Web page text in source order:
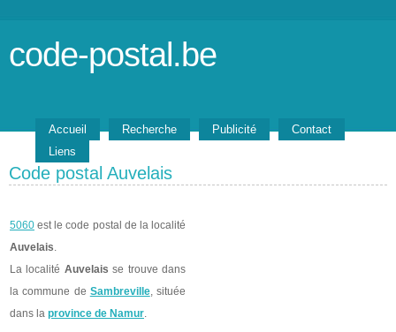
code-postal.be
Accueil Recherche Publicité
Contact
Liens
Code postal Auvelais
5060 est le code postal de la localité
Auvelais.
La localité Auvelais se trouve dans
la commune de Sambreville, située
dans la province de Namur.